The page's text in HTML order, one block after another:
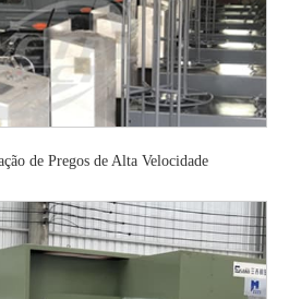
de Pregos de Alta Velocidade